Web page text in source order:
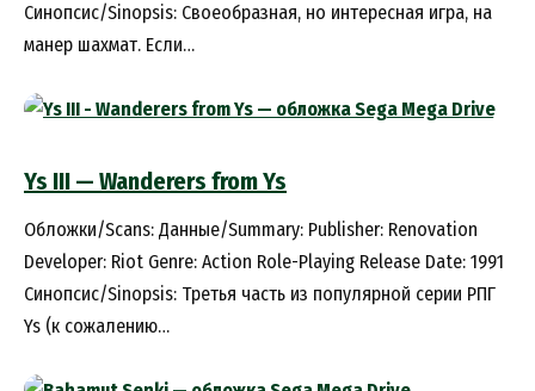
Синопсис/Sinopsis: Своеобразная, но интересная игра, на
манер шахмат. Если…
Ys III — Wanderers from Ys
Обложки/Scans: Данные/Summary: Publisher: Renovation
Developer: Riot Genre: Action Role-Playing Release Date: 1991
Синопсис/Sinopsis: Третья часть из популярной серии РПГ
Ys (к сожалению…